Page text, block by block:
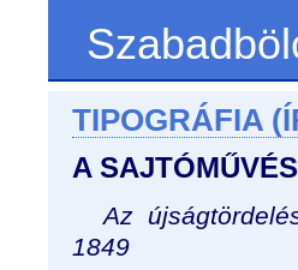
TIPOGRÁFIA
A
Az
1849